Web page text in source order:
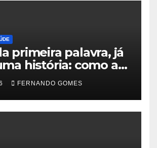
primeira palavra, já
história: como a
transforma a
e devolve a
FERNANDO GOMES